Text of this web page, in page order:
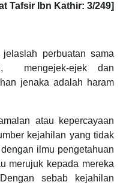
Tafsir Ibn Kathir: 3/249]
perbuatan sama
mengejek-ejek dan
jenaka adalah haram
atau kepercayaan
kejahilan yang tidak
ilmu pengetahuan
merujuk kepada mereka
sebab kejahilan